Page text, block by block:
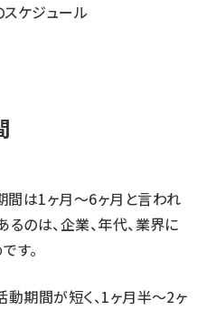
ケジュール
は1ヶ月〜6ヶ月と言われ
のは、企業、年代、業界に
す。
期間が短く、1ヶ月半〜2ヶ